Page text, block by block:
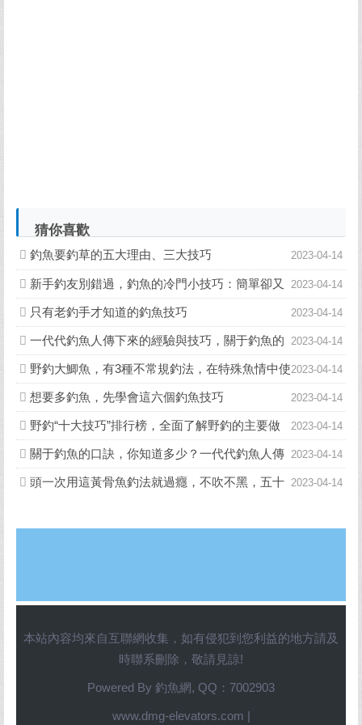
猜你喜歡
2023-04-14
釣魚要釣草的五大理由、三大技巧
2023-04-14
新手釣友別錯過，釣魚的冷門小技巧：簡單卻又
實用 2023-04-14
只有老釣手才知道的釣魚技巧
2023-04-14
一代代釣魚人傳下來的經驗與技巧，關于釣魚的
口訣，你知道多少？ 2023-04-14
野釣大鯽魚，有3種不常規釣法，在特殊魚情中使
用，效果出奇的好 2023-04-14
想要多釣魚，先學會這六個釣魚技巧
2023-04-14
野釣“十大技巧”排行榜，全面了解野釣的主要做
法 2023-04-14
關于釣魚的口訣，你知道多少？一代代釣魚人傳
下來的經驗與技巧 2023-04-14
頭一次用這黃骨魚釣法就過癮，不吹不黑，五十
本站內容均來自互聯網收集，如有侵犯到您利益的地方請及
時聯系刪除，敬請見諒!
Powered By 釣魚網, QQ：7002903
www.dmg-elevators.com |